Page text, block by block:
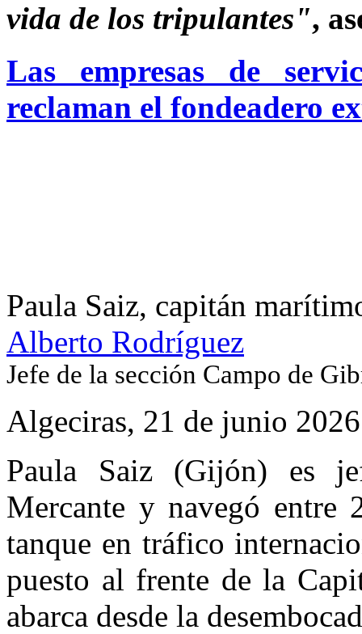
vida de los tripulantes",
Las empresas de
reclaman el fondeadero
Paula Saiz, capitán
Alberto Rodríguez
Jefe de la sección Campo de
Algeciras, 21 de junio
Paula Saiz (Gijón) es
Mercante y navegó entre
tanque en tráfico
puesto al frente de la
abarca desde la